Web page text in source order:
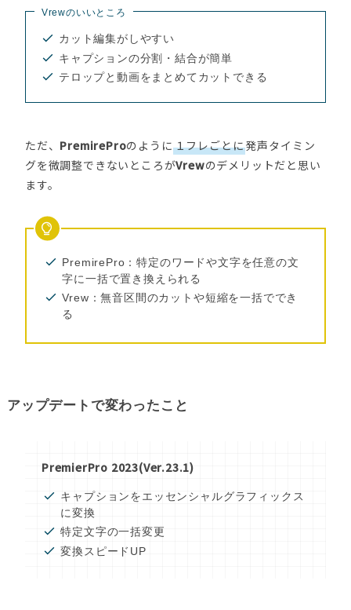
Vrewのいいところ
カット編集がしやすい
キャプションの分割・結合が簡単
テロップと動画をまとめてカットできる
ただ、 PremireProのように１フレごとに発声タイミン
グを微調整できないところがVrewのデメリットだと思い
ます。
PremirePro：特定のワードや文字を任意の文
字に一括で置き換えられる
Vrew：無音区間のカットや短縮を一括ででき
る
アップデートで変わったこと
PremierPro 2023(Ver.23.1)
キャプションをエッセンシャルグラフィックス
に変換
特定文字の一括変更
変換スピードUP